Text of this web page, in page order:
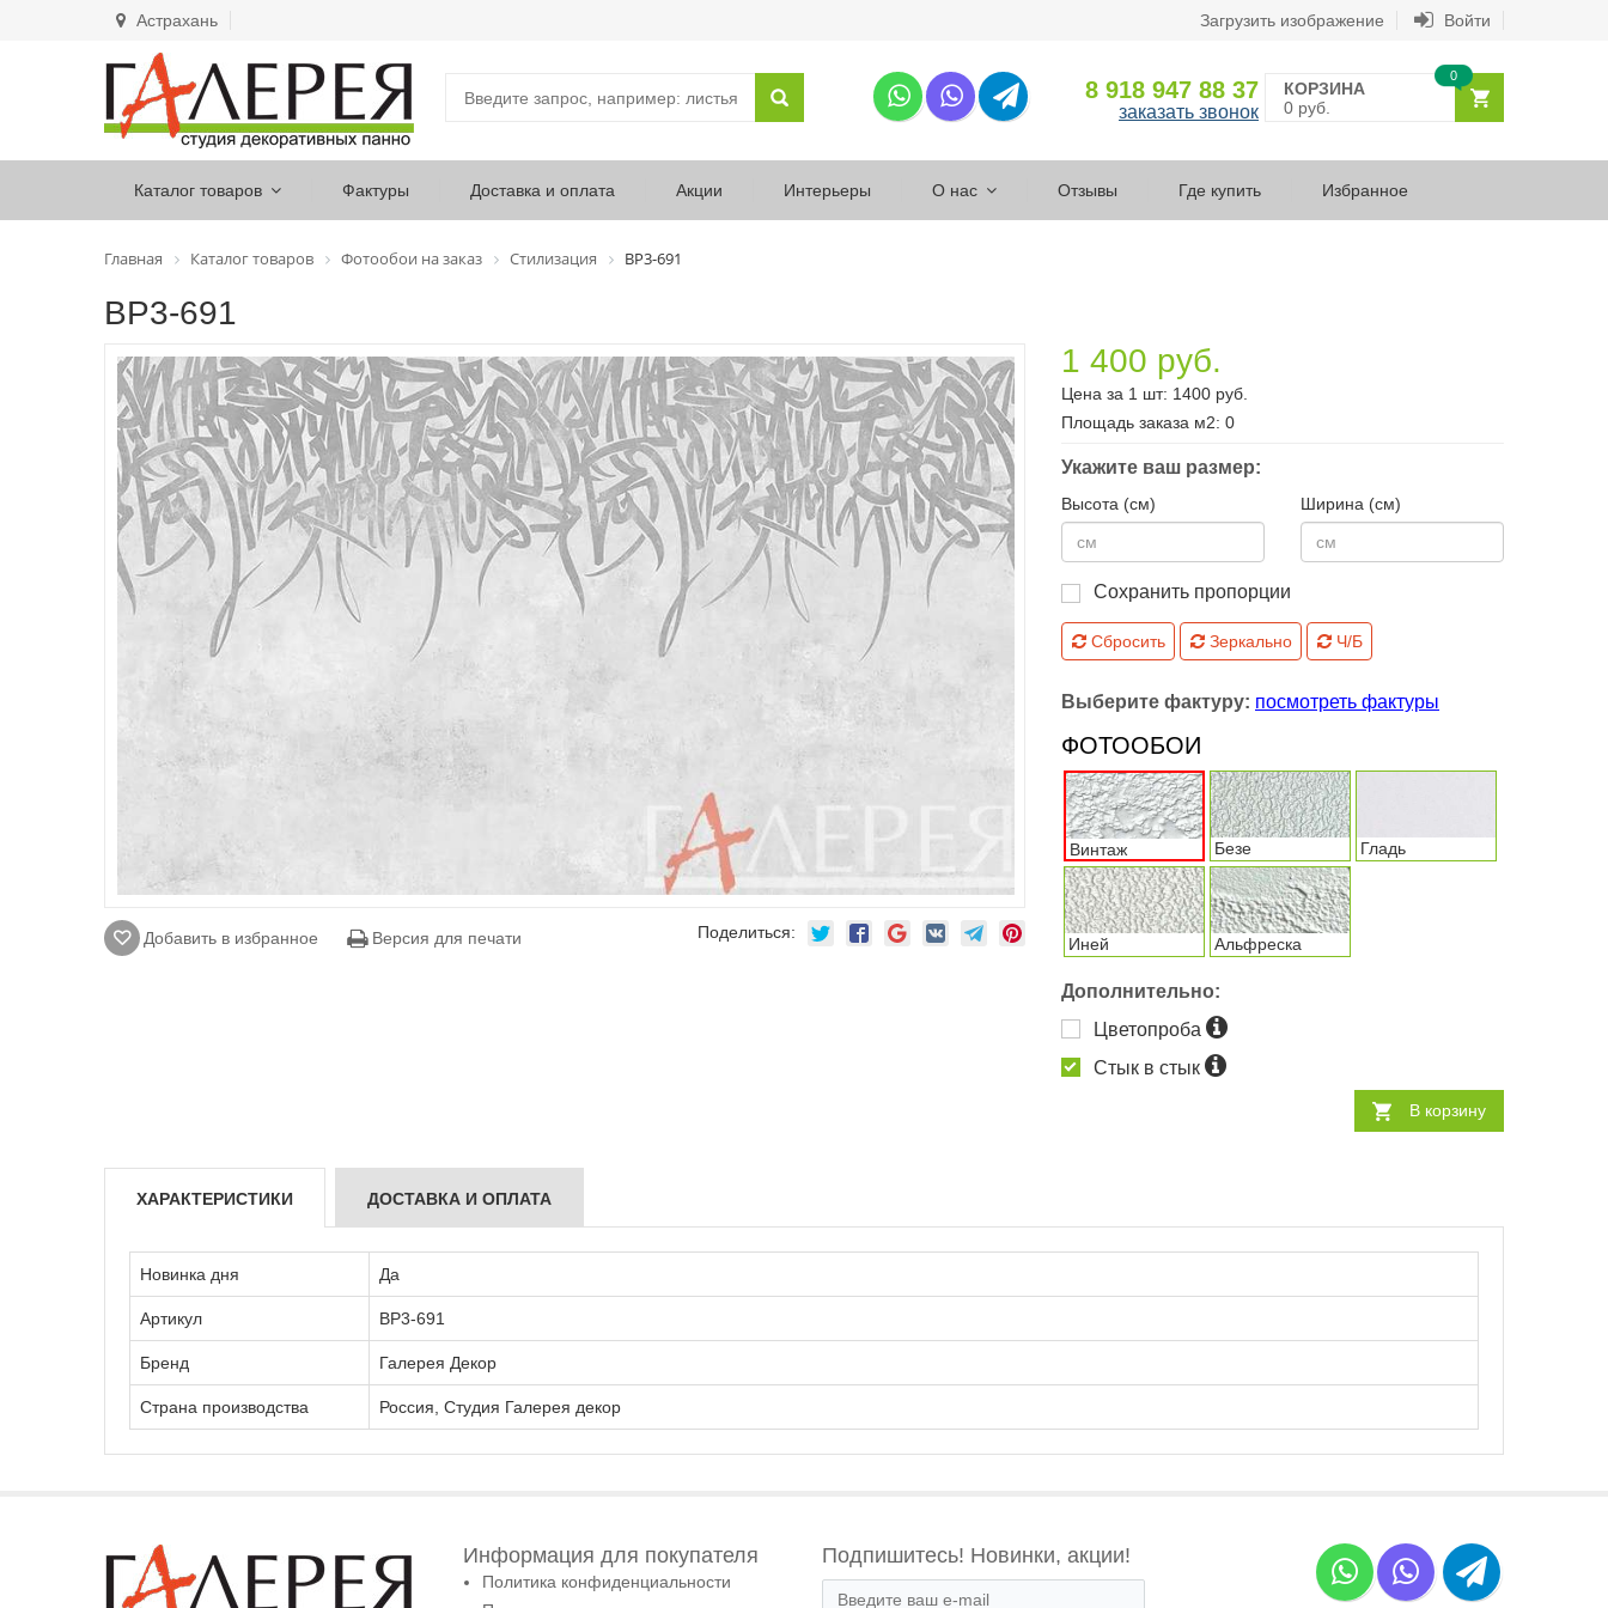
Астрахань Загрузить изображение Войти
8 918 947 88 37
заказать звонок
КОРЗИНА
0 руб.
0
Каталог товаров Фактуры Доставка и оплата Акции Интерьеры О нас Отзывы Где купить Избранное
Главная Каталог товаров Фотообои на заказ Стилизация ВР3-691
ВР3-691
Добавить в избранное Версия для печати Поделиться:
1 400 руб.
Цена за 1 шт: 1400 руб.
Площадь заказа м2: 0
Укажите ваш размер:
Высота (см) Ширина (см)
Сохранить пропорции
Сбросить Зеркально Ч/Б
Выберите фактуру: посмотреть фактуры
ФОТООБОИ
Винтаж Безе Гладь
Иней Альфреска
Дополнительно:
Цветопроба
Стык в стык
В корзину
ХАРАКТЕРИСТИКИ ДОСТАВКА И ОПЛАТА
Новинка дня Да
Артикул ВР3-691
Бренд Галерея Декор
Страна производства Россия, Студия Галерея декор
Информация для покупателя
Политика конфиденциальности
Подпишитесь! Новинки, акции!